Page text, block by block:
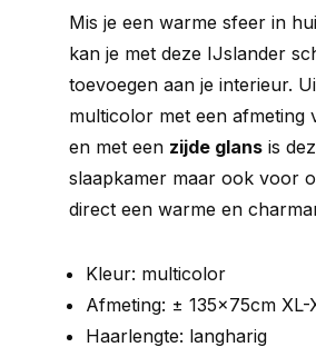
Mis je een warme sfeer in
kan je met deze IJslander
toevoegen aan je interieur.
multicolor met een afmeting
en met een zijde glans is
slaapkamer maar ook voor
direct een warme en
Kleur: multicolor
Afmeting: ± 135x75cm XL-
Haarlengte: langharig